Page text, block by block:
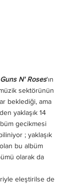
Guns N' Roses'ın
sektörünün
beklediği, ama
yaklaşık 14
gecikmesi
; yaklaşık
bu albüm
olarak da
eleştirilse de